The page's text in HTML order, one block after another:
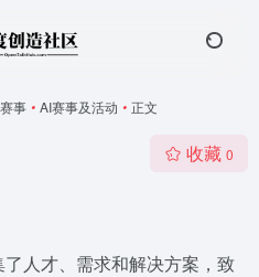
事 • AI赛事及活动 • 正文
收藏 0
人才、需求和解决方案，致